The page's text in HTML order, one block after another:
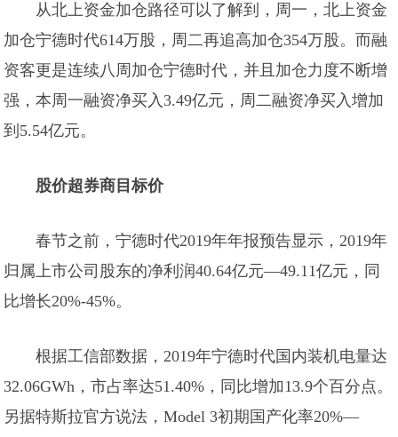
从北上资金加仓路径可以了解到，周一，北上资金
加仓宁德时代614万股，周二再追高加仓354万股。而融
资客更是连续八周加仓宁德时代，并且加仓力度不断增
强，本周一融资净买入3.49亿元，周二融资净买入增加
到5.54亿元。
股价超券商目标价
春节之前，宁德时代2019年年报预告显示，2019年
归属上市公司股东的净利润40.64亿元—49.11亿元，同
比增长20%-45%。
根据工信部数据，2019年宁德时代国内装机电量达
32.06GWh，市占率达51.40%，同比增加13.9个百分点。
另据特斯拉官方说法，Model 3初期国产化率20%—